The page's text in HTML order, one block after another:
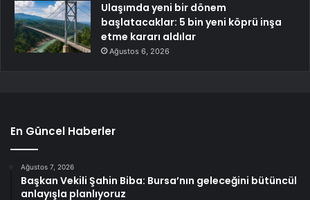
Ulaşımda yeni bir dönem
başlatacaklar: 5 bin yeni köprü inşa
etme kararı aldılar
Ağustos 6, 2026
En Güncel Haberler
Ağustos 7, 2026
Başkan Vekili Şahin Biba: Bursa’nın geleceğini bütüncül
anlayışla planlıyoruz